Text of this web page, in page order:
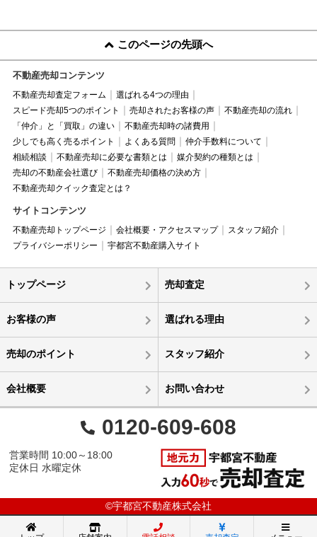
このページの先頭へ
不動産売却コンテンツ
不動産売却査定フォーム
選ばれる4つの理由
スピード売却5つのポイント
売却されたお客様の声
不動産売却の流れ
「仲介」と「買取」の違い
不動産売却時の諸費用
少しでも高く売るポイント
よくある質問
仲介手数料について
相続相談
不動産売却に必要な書類とは
媒介契約の種類とは
売却の不動産会社選び
不動産売却価格の決め方
不動産売却クイック査定とは？
サイトコンテンツ
不動産売却トップページ 会社概要・アクセスマップ
スタッフ紹介
プライバシーポリシー
宇都宮不動産購入サイト
トップページ 売却査定
お客様の声 選ばれる理由
売却のポイント スタッフ紹介
会社概要 お問い合わせ
0120-609-608
営業時間 10:00～18:00
定休日 水曜定休
©宇都宮不動産株式会社